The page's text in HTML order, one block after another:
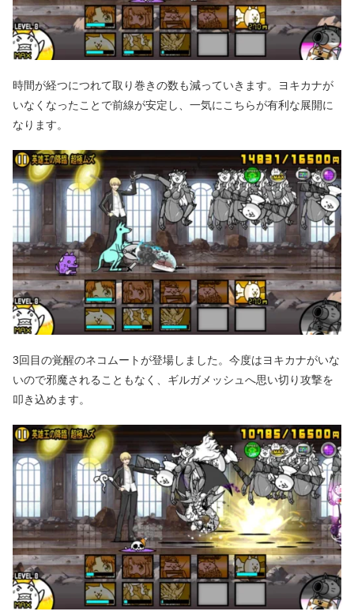
時間が経つにつれて取り巻きの数も減っていきます。ヨキカナが
いなくなったことで前線が安定し、一気にこちらが有利な展開に
なります。
3回目の覚醒のネコムートが登場しました。今度はヨキカナがいな
いので邪魔されることもなく、ギルガメッシュへ思い切り攻撃を
叩き込めます。